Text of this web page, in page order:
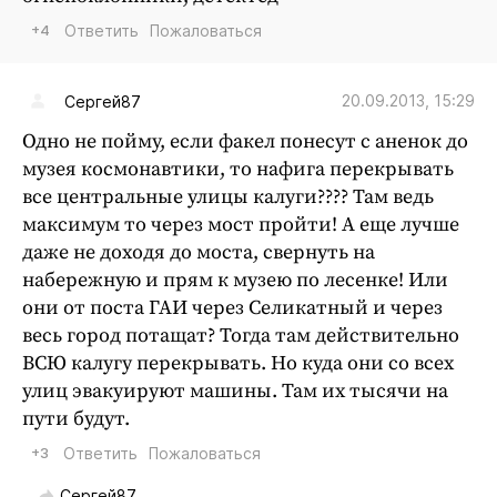
+4 Ответить Пожаловаться
Сергей87 20.09.2013, 15:29
Одно не пойму, если факел понесут с аненок до
музея космонавтики, то нафига перекрывать
все центральные улицы калуги???? Там ведь
максимум то через мост пройти! А еще лучше
даже не доходя до моста, свернуть на
набережную и прям к музею по лесенке! Или
они от поста ГАИ через Селикатный и через
весь город потащат? Тогда там действительно
ВСЮ калугу перекрывать. Но куда они со всех
улиц эвакуируют машины. Там их тысячи на
пути будут.
+3 Ответить Пожаловаться